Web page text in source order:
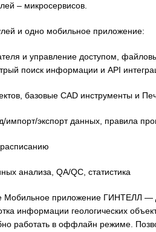
– микросервисов.
и одно мобильное приложение:
и управление доступом,
поиск информации и API
базовые CAD инструменты и
импорт/экспорт данных, правила
анализа, QA/QC, статистика
Мобильное приложение ГИНТЕЛЛ —
информации геологических
работать в оффлайн режиме.